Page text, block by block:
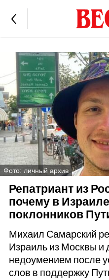
Фото: личный архив
Репатриант из
почему в
поклонников
Михаил Самарский
Израиль из Москвы и
недоумением после
слов в поддержку